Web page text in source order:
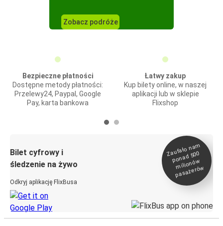
Zobacz podróże
Bezpieczne płatności
Dostępne metody płatności:
Przelewy24, Paypal, Google
Pay, karta bankowa
Łatwy zakup
Kup bilety online, w naszej
aplikacji lub w sklepie
Flixshop
Bilet cyfrowy i
śledzenie na żywo
Odkryj aplikację FlixBusa
Zaufało na
m
ponad 500
milionó
w
pasażeró
w